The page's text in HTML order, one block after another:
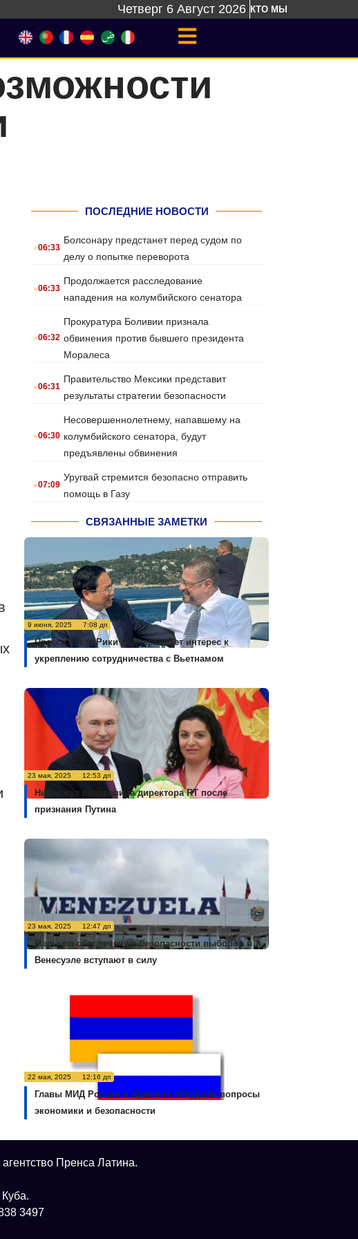
Четверг 6 Август 2026 КТО МЫ
ПОСЛЕДНИЕ НОВОСТИ
.06:33
Болсонару предстанет перед судом по
делу о попытке переворота
.06:33
Продолжается расследование
нападения на колумбийского сенатора
.06:32
Прокуратура Боливии признала
обвинения против бывшего президента
Моралеса
.06:31
Правительство Мексики представит
результаты стратегии безопасности
.06:30
Несовершеннолетнему, напавшему на
колумбийского сенатора, будут
предъявлены обвинения
.07:09
Уругвай стремится безопасно отправить
помощь в Газу
СВЯЗАННЫЕ ЗАМЕТКИ
9 июня, 2025 7:08 дп
Пресса Коста-Рики подчеркивает интерес к
укреплению сотрудничества с Вьетнамом
23 мая, 2025 12:53 дп
Никарагуа поздравила директора RT после
признания Путина
23 мая, 2025 12:47 дп
Меры по обеспечению безопасности выборов в
Венесуэле вступают в силу
22 мая, 2025 12:16 дп
Главы МИД России и Армении обсудили вопросы
экономики и безопасности
Пренса Латина.
3497